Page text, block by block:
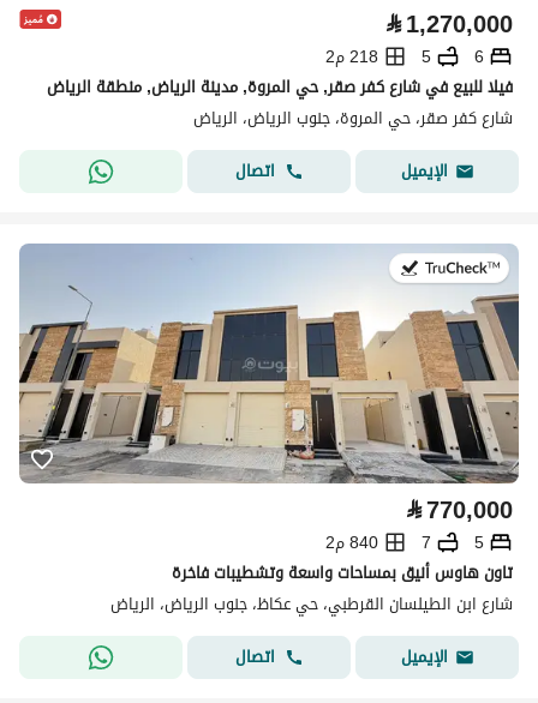
⃁1,270,000
6
5
218 م2
فيلا للبيع في شارع كفر صقر, حي المروة, مدينة الرياض, منطقة الرياض
شارع كفر صقر، حي المروة، جنوب الرياض، الرياض
الإيميل
اتصال
⃁770,000
5
7
840 م2
تاون هاوس أنيق بمساحات واسعة وتشطيبات فاخرة
شارع ابن الطيلسان القرطبي، حي عكاظ، جنوب الرياض، الرياض
الإيميل
اتصال